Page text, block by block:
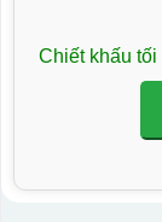
Chiết khấu tối